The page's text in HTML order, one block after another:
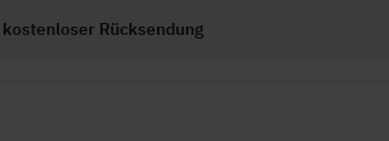
kostenloser Rücksendung